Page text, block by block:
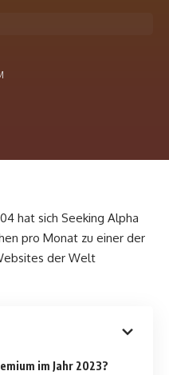
hat sich Seeking Alpha
pro Monat zu einer der
der Welt
im Jahr 2023?